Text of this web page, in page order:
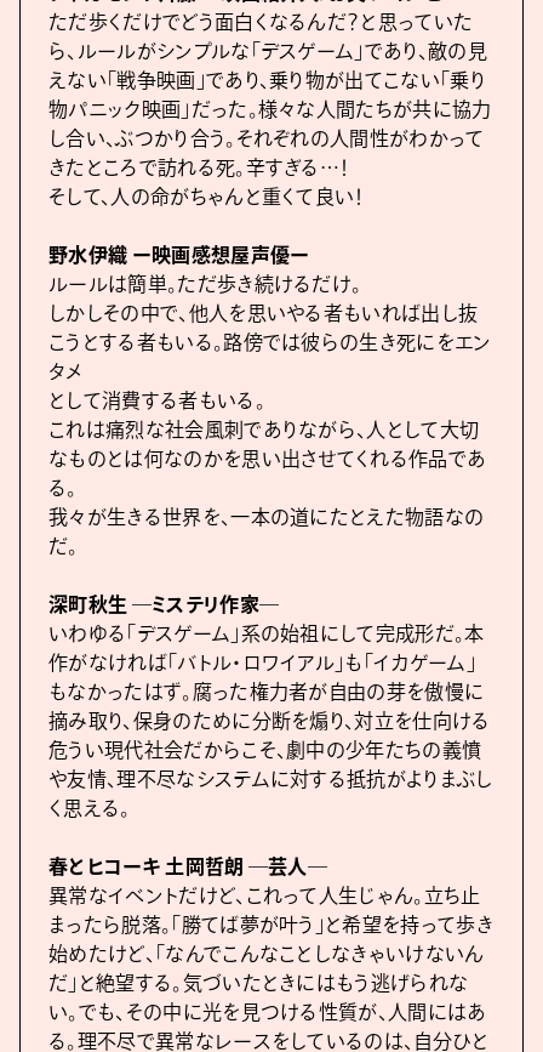
ただ歩くだけでどう面白くなるんだ？と思っていた
ら、ルールがシンプルな「デスゲーム」であり、敵の見
えない「戦争映画」であり、乗り物が出てこない「乗り
物パニック映画」だった。様々な人間たちが共に協力
し合い、ぶつかり合う。それぞれの人間性がわかって
きたところで訪れる死。辛すぎる…！
そして、人の命がちゃんと重くて良い！
野水伊織 ー映画感想屋声優ー
ルールは簡単。ただ歩き続けるだけ。
しかしその中で、他人を思いやる者もいれば出し抜
こうとする者もいる。路傍では彼らの生き死にをエン
タメ
として消費する者もいる。
これは痛烈な社会風刺でありながら、人として大切
なものとは何なのかを思い出させてくれる作品であ
る。
我々が生きる世界を、一本の道にたとえた物語なの
だ。
深町秋生 ―ミステリ作家―
いわゆる「デスゲーム」系の始祖にして完成形だ。本
作がなければ「バトル・ロワイアル」も「イカゲーム」
もなかったはず。腐った権力者が自由の芽を傲慢に
摘み取り、保身のために分断を煽り、対立を仕向ける
危うい現代社会だからこそ、劇中の少年たちの義憤
や友情、理不尽なシステムに対する抵抗がよりまぶし
く思える。
春とヒコーキ 土岡哲朗 ―芸人―
異常なイベントだけど、これって人生じゃん。立ち止
まったら脱落。「勝てば夢が叶う」と希望を持って歩き
始めたけど、「なんでこんなことしなきゃいけないん
だ」と絶望する。気づいたときにはもう逃げられな
い。でも、その中に光を見つける性質が、人間にはあ
る。理不尽で異常なレースをしているのは、自分ひと